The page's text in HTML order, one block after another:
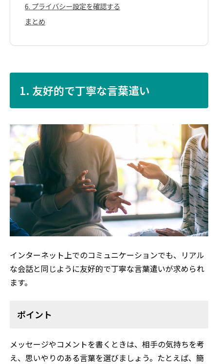
6. プライバシー設定を確認する
まとめ
1. 友好的で丁寧な言葉遣い
インターネット上でのコミュニケーションでも、リアル
な会話と同じように友好的で丁寧な言葉遣いが求められ
ます。
ポイント
メッセージやコメントを書くときは、相手の気持ちを考
え、思いやりのある言葉を選びましょう。たとえば、簡